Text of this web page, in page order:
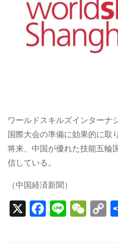
ワールドスキルズインターナ
国際大会の準備に効果的に取
将来、中国が優れた技能五輪
信している。
（中国経済新聞）
X F
a
Li
n
W
e
C
o